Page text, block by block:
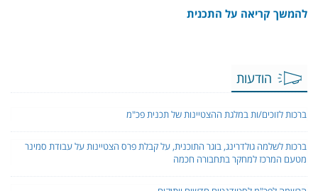
להמשך קריאה על התכנית
הודעות
ברכות לזוכים/ות במלגת ההצטיינות של תכנית פכ"מ
ברכות לשלמה גולדרינג, בוגר התוכנית, על קבלת פרס הצטיינות על עבודת סמינר
מטעם המרכז למחקר בתחבורה חכמה